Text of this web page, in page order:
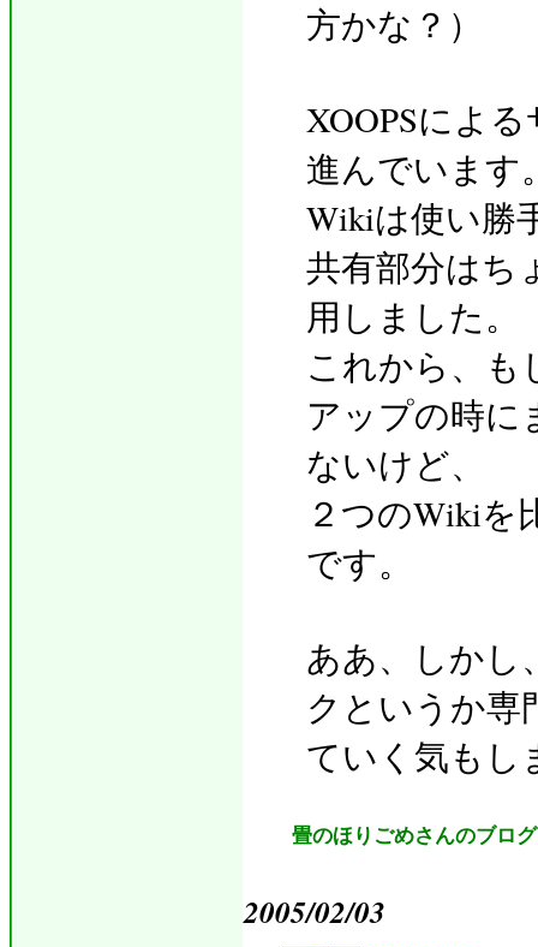
方かな？）
XOOPSによ
進んでいます
Wikiは使い勝
共有部分はち
用しました。
これから、も
アップの時に
ないけど、
２つのWikiを
です。
ああ、しかし
クというか専
ていく気もし
畳のほりごめさんのブロ
2005/02/03